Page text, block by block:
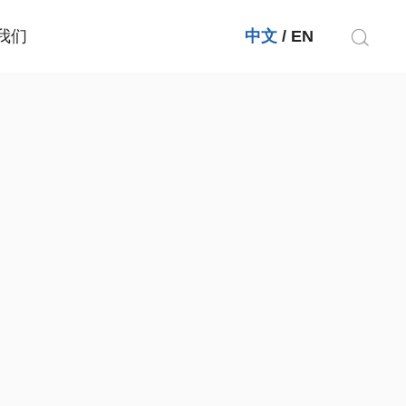
们 中文/ EN